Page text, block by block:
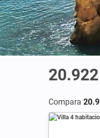
20.922
Compara